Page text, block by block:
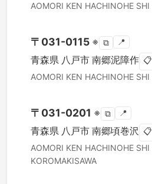
AOMORI KEN HACHINOHE SHI
〒 031-0115 ※ ⧉ 📍
青森県 八戸市 南郷泥障作 📋
AOMORI KEN HACHINOHE SHI
〒 031-0201 ※ ⧉ 📍
青森県 八戸市 南郷頃巻沢 📋
AOMORI KEN HACHINOHE SHI
KOROMAKISAWA